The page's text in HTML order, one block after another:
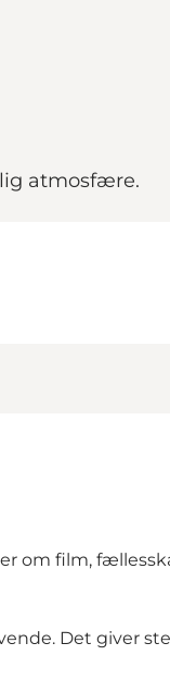
atmosfære.
om film,
Det giver